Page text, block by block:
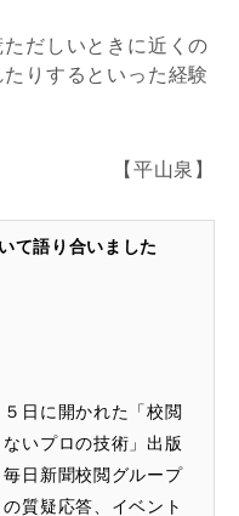
だしいときに近くの
りするといった経験
【平山泉】
て語り合いました
日に開かれた「校閲
いプロの技術」出版
日新聞校閲グループ
質疑応答、イベント